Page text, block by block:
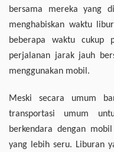
bersama mereka yang
menghabiskan waktu
beberapa waktu cukup
perjalanan jarak jauh
menggunakan mobil.
Meski secara umum
transportasi umum
berkendara dengan
yang lebih seru. Liburan